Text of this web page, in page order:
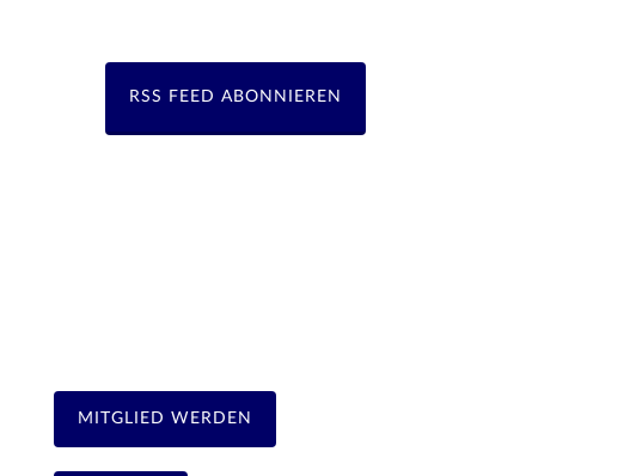
RSS FEED ABONNIEREN
MITGLIED WERDEN